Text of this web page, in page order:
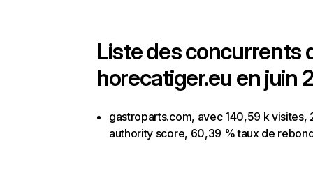
Liste des concurrents
horecatiger.eu en juin
gastroparts.com, avec 140,59 k visites,
authority score, 60,39 % taux de